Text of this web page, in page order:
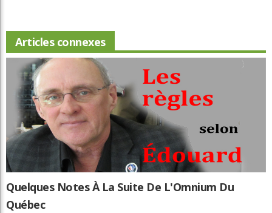
Articles connexes
Quelques Notes À La Suite De L'Omnium Du
Québec